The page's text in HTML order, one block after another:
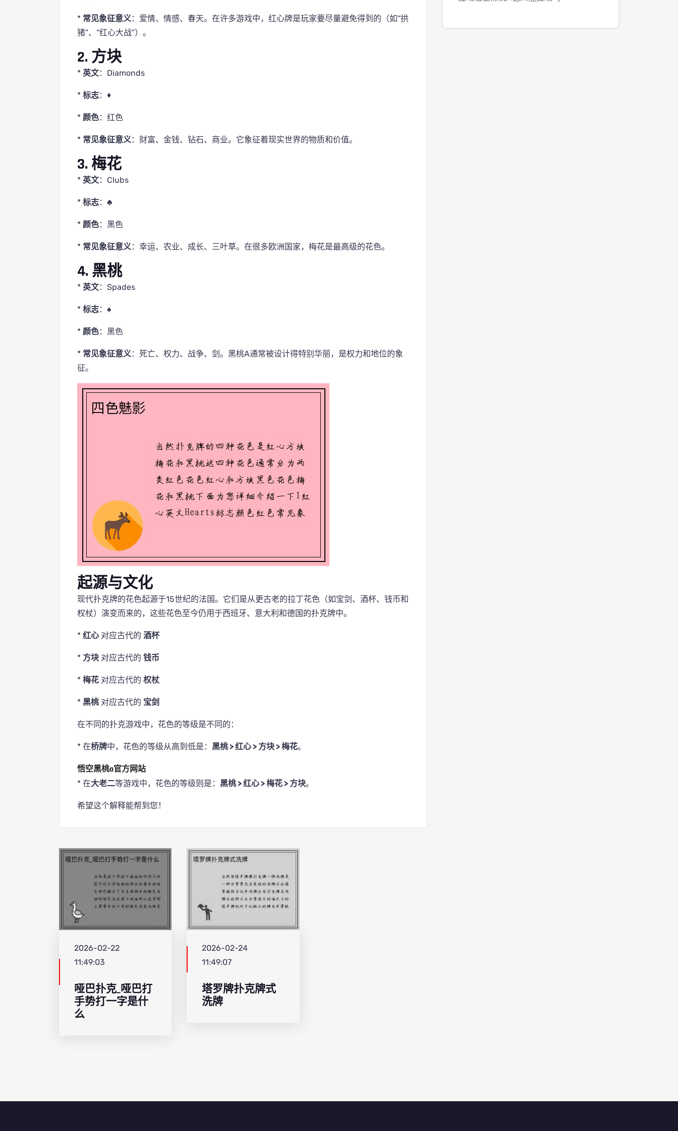
* 常见象征意义：爱情、情感、春天。在许多游戏中，红心牌是玩家要尽量避免得到的（如“拱
猪”、“红心大战”）。
2. 方块
* 英文：Diamonds
* 标志：♦
* 颜色：红色
* 常见象征意义：财富、金钱、钻石、商业。它象征着现实世界的物质和价值。
3. 梅花
* 英文：Clubs
* 标志：♣
* 颜色：黑色
* 常见象征意义：幸运、农业、成长、三叶草。在很多欧洲国家，梅花是最高级的花色。
4. 黑桃
* 英文：Spades
* 标志：♠
* 颜色：黑色
* 常见象征意义：死亡、权力、战争、剑。黑桃A通常被设计得特别华丽，是权力和地位的象
征。
起源与文化
现代扑克牌的花色起源于15世纪的法国。它们是从更古老的拉丁花色（如宝剑、酒杯、钱币和
权杖）演变而来的，这些花色至今仍用于西班牙、意大利和德国的扑克牌中。
* 红心 对应古代的 酒杯
* 方块 对应古代的 钱币
* 梅花 对应古代的 权杖
* 黑桃对应古代的 宝剑
在不同的扑克游戏中，花色的等级是不同的：
* 在桥牌中，花色的等级从高到低是： 黑桃 > 红心 > 方块 > 梅花。
悟空黑桃a官方网站
* 在大老二等游戏中，花色的等级则是： 黑桃 > 红心 > 梅花 > 方块。
希望这个解释能帮到您！
2026-02-22
11:49:03
哑巴扑克_哑巴打
手势打一字是什
么
2026-02-24
11:49:07
塔罗牌扑克牌式
洗牌